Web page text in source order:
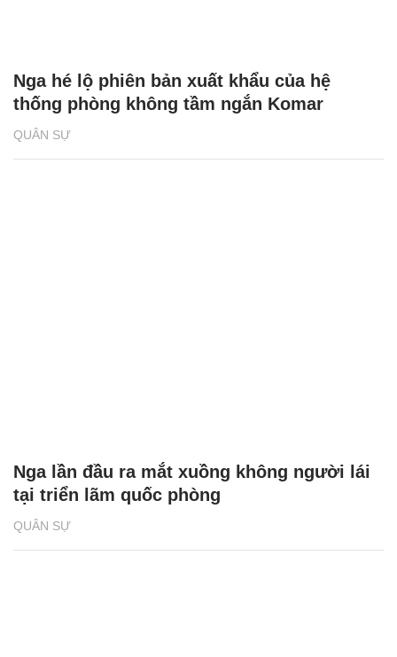
QUÂN SỰ
Nga hé lộ phiên bản xuất khẩu của hệ
thống phòng không tầm ngắn Komar
QUÂN SỰ
Nga lần đầu ra mắt xuồng không người lái
tại triển lãm quốc phòng